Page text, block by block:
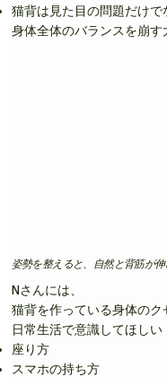
猫背は見た目の問題だけで
身体全体のバランスを崩す
姿勢を整えると、自然と背筋が伸
Nさんには、
猫背を作っている身体のク
日常生活で意識してほしい
座り方
スマホの持ち方